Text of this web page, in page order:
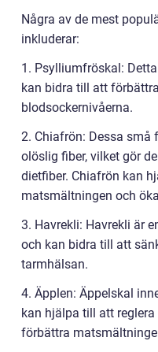
Några av de mest
inkluderar:
1. Psylliumfröskal:
kan bidra till att
blodsockernivåerna.
2. Chiafrön: Dessa små
olöslig fiber, vilket gör
dietfiber. Chiafrön kan
matsmältningen och
3. Havrekli: Havrekli är
och kan bidra till att
tarmhälsan.
4. Äpplen: Äppelskal
kan hjälpa till att
förbättra